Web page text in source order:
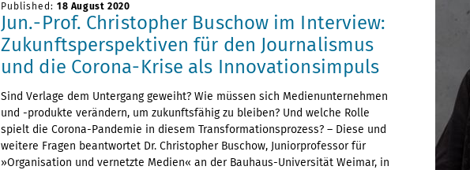
Published: 18 August 2020
Jun.-Prof. Christopher Buschow im Interview:
Zukunftsperspektiven für den Journalismus
und die Corona-Krise als Innovationsimpuls
Sind Verlage dem Untergang geweiht? Wie müssen sich Medienunternehmen
und -produkte verändern, um zukunftsfähig zu bleiben? Und welche Rolle
spielt die Corona-Pandemie in diesem Transformationsprozess? – Diese und
weitere Fragen beantwortet Dr. Christopher Buschow, Juniorprofessor für
»Organisation und vernetzte Medien« an der Bauhaus-Universität Weimar, in